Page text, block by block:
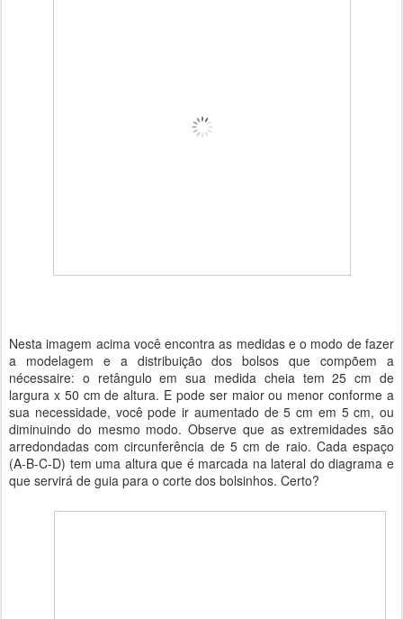
Nesta imagem acima você encontra as medidas e o modo de fazer
a modelagem e a distribuição dos bolsos que compõem a
nécessaire: o retângulo em sua medida cheia tem 25 cm de
largura x 50 cm de altura. E pode ser maior ou menor conforme a
sua necessidade, você pode ir aumentado de 5 cm em 5 cm, ou
diminuindo do mesmo modo. Observe que as extremidades são
arredondadas com circunferência de 5 cm de raio. Cada espaço
(A-B-C-D) tem uma altura que é marcada na lateral do diagrama e
que servirá de guia para o corte dos bolsinhos. Certo?